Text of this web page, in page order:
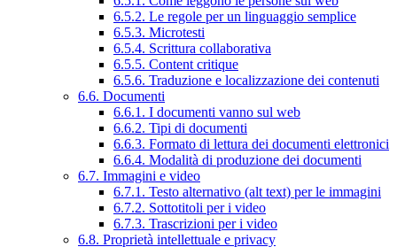
6.5.2. Le regole per un linguaggio semplice
6.5.3. Microtesti
6.5.4. Scrittura collaborativa
6.5.5. Content critique
6.5.6. Traduzione e localizzazione dei contenuti
6.6. Documenti
6.6.1. I documenti vanno sul web
6.6.2. Tipi di documenti
6.6.3. Formato di lettura dei documenti elettronici
6.6.4. Modalità di produzione dei documenti
6.7. Immagini e video
6.7.1. Testo alternativo (alt text) per le immagini
6.7.2. Sottotitoli per i video
6.7.3. Trascrizioni per i video
6.8. Proprietà intellettuale e privacy